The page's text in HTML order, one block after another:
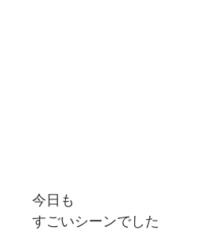
今日も
すごいシーンでした